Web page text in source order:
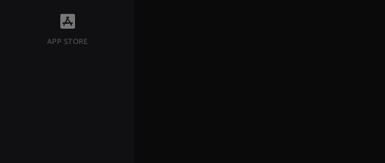
APP STORE